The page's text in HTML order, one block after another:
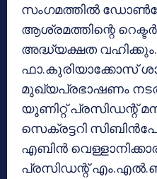
സംഗമത്തില്‍
ആശ്രമത്തിന്റെ
അദ്ധ്യക്ഷത വഹിക്കും.
ഫാ.കുരിയാക്കോസ്
മുഖ്യപ്രഭാഷണം
യൂണിറ്റ് പ്രസിഡന്റ്
സെക്രട്ടറി
എബിന്‍
പ്രസിഡന്റ്